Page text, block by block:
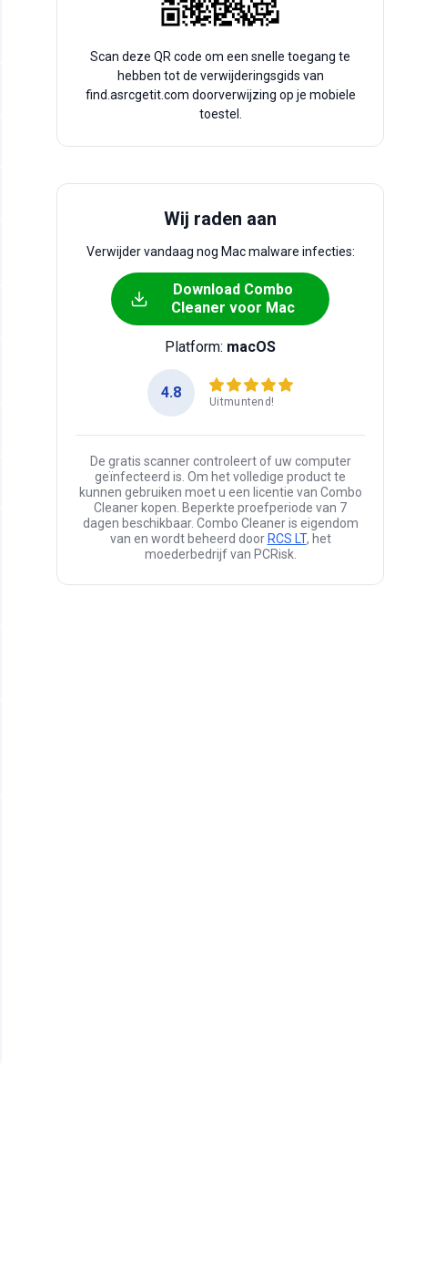
Scan deze QR code om een snelle toegang te
hebben tot de verwijderingsgids van
find.asrcgetit.com doorverwijzing op je mobiele
toestel.
Wij raden aan
Verwijder vandaag nog Mac malware infecties:
Download Combo
Cleaner voor Mac
Platform: macOS
4.8
Uitmuntend!
De gratis scanner controleert of uw computer
geïnfecteerd is. Om het volledige product te
kunnen gebruiken moet u een licentie van Combo
Cleaner kopen. Beperkte proefperiode van 7
dagen beschikbaar. Combo Cleaner is eigendom
van en wordt beheerd door RCS LT, het
moederbedrijf van PCRisk.